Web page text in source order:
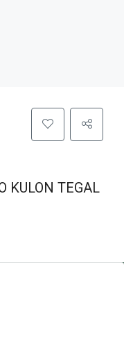
KULON TEGAL